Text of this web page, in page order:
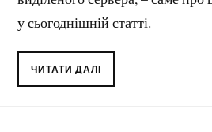
у сьогоднішній статті.
ЧИТАТИ ДАЛІ